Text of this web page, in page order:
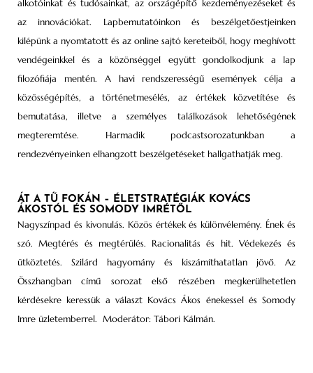
alkotóinkat és tudósainkat, az országépítő kezdeményezéseket és
az innovációkat. Lapbemutatóinkon és beszélgetőestjeinken
kilépünk a nyomtatott és az online sajtó kereteiből, hogy meghívott
vendégeinkkel és a közönséggel együtt gondolkodjunk a lap
filozófiája mentén. A havi rendszerességű események célja a
közösségépítés, a történetmesélés, az értékek közvetítése és
bemutatása, illetve a személyes találkozások lehetőségének
megteremtése. Harmadik podcastsorozatunkban a
rendezvényeinken elhangzott beszélgetéseket hallgathatják meg.
ÁT A TŰ FOKÁN – ÉLETSTRATÉGIÁK KOVÁCS
ÁKOSTÓL ÉS SOMODY IMRÉTŐL
Nagyszínpad és kivonulás. Közös értékek és különvélemény. Ének és
szó. Megtérés és megtérülés. Racionalitás és hit. Védekezés és
ütköztetés. Szilárd hagyomány és kiszámíthatatlan jövő. Az
Összhangban című sorozat első részében megkerülhetetlen
kérdésekre keressük a választ Kovács Ákos énekessel és Somody
Imre üzletemberrel. Moderátor: Tábori Kálmán.